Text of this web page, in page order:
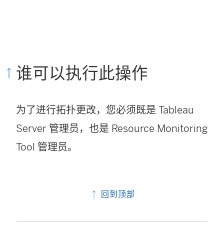
谁可以执行此操作
为了进行拓扑更改，您必须既是 Tableau
Server 管理员，也是 Resource Monitoring
Tool 管理员。
回到顶部